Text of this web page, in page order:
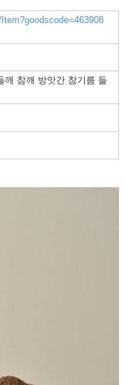
깨 참깨 방앗간 참기름 들